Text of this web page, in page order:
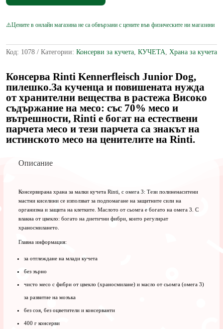
Junior
с
пилешко
гр
Код: 1078 Категории: Консерви за кучета, КУЧЕТА Храна за кучета
Консерва Rinti Kennerfleisch Junior Dog,
пилешко.За кученца и повишената нужда
от хранителни вещества в растежа Високо
съдържание на месо: със 70% месо и
вътрешности, Rinti е богат на естествени
парчета месо и тези парчета са знакът на
истинското месо на ценителите на Rinti.
Описание
Консервирана храна за малки кучета Rinti, с омега 3: Тези полиненаситени
мастни киселини се използват за подпомагане на защитните сили на
организма и защита на клетките. Маслото от сьомга е богато на омега 3. С
влакна от цвекло: богато на диетични фибри, които регулират
храносмилането.
Главна информация:
за отглеждане на млади кучета
без зърно
чисто месо с фибри от цвекло (храносмилане) и масло от сьомга (омега 3)
за развитие на мозъка
без соя, без оцветители и консерванти
400 г консерви